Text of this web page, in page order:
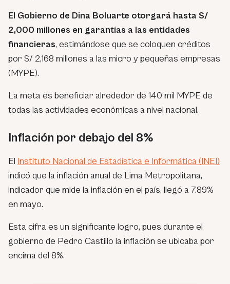
El Gobierno de Dina Boluarte otorgará hasta S/
2,000 millones en garantías a las entidades
financieras, estimándose que se coloquen créditos
por S/ 2,168 millones a las micro y pequeñas empresas
(MYPE).
La meta es beneficiar alrededor de 140 mil MYPE de
todas las actividades económicas a nivel nacional.
Inflación por debajo del 8%
El Instituto Nacional de Estadística e Informática (INEI)
indicó que la inflación anual de Lima Metropolitana,
indicador que mide la inflación en el país, llegó a 7.89%
en mayo.
Esta cifra es un significante logro, pues durante el
gobierno de Pedro Castillo la inflación se ubicaba por
encima del 8%.